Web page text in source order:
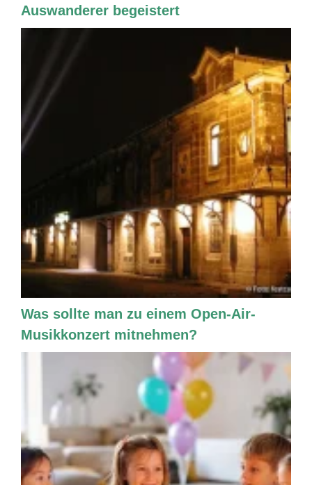
Auswanderer begeistert
Was sollte man zu einem Open-Air-
Musikkonzert mitnehmen?